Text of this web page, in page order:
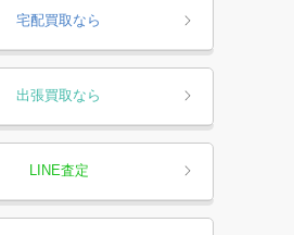
宅配買取なら
出張買取なら
LINE査定